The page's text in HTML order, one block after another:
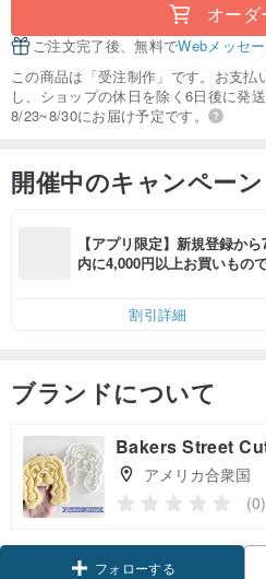
オーダ
ご注文完了後、無料でWebメッセ
この商品は「受注制作」です。お支
し、ショップの休日を除く6日後に発
8/23~8/30にお届け予定です。
開催中のキャンペーン
【アプリ限定】新規登録か
内に4,000円以上お買いもの
割引詳細
ブランドについて
Bakers Street
アメリカ合衆国
(0)
フォローする